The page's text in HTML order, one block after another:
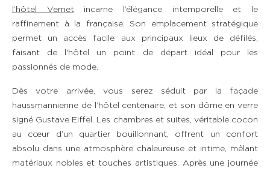
l’hôtel Vernetincarne l’élégance intemporelle et le
raffinement à la française. Son emplacement stratégique
permet un accès facile aux principaux lieux de défilés,
faisant de l'hôtel un point de départ idéal pour les
passionnés de mode.
Dès votre arrivée, vous serez séduit par la façade
haussmannienne de l’hôtel centenaire, et son dôme en verre
signé Gustave Eiffel. Les chambres et suites, véritable cocon
au cœur d’un quartier bouillonnant, offrent un confort
absolu dans une atmosphère chaleureuse et intime, mêlant
matériaux nobles et touches artistiques. Après une journée